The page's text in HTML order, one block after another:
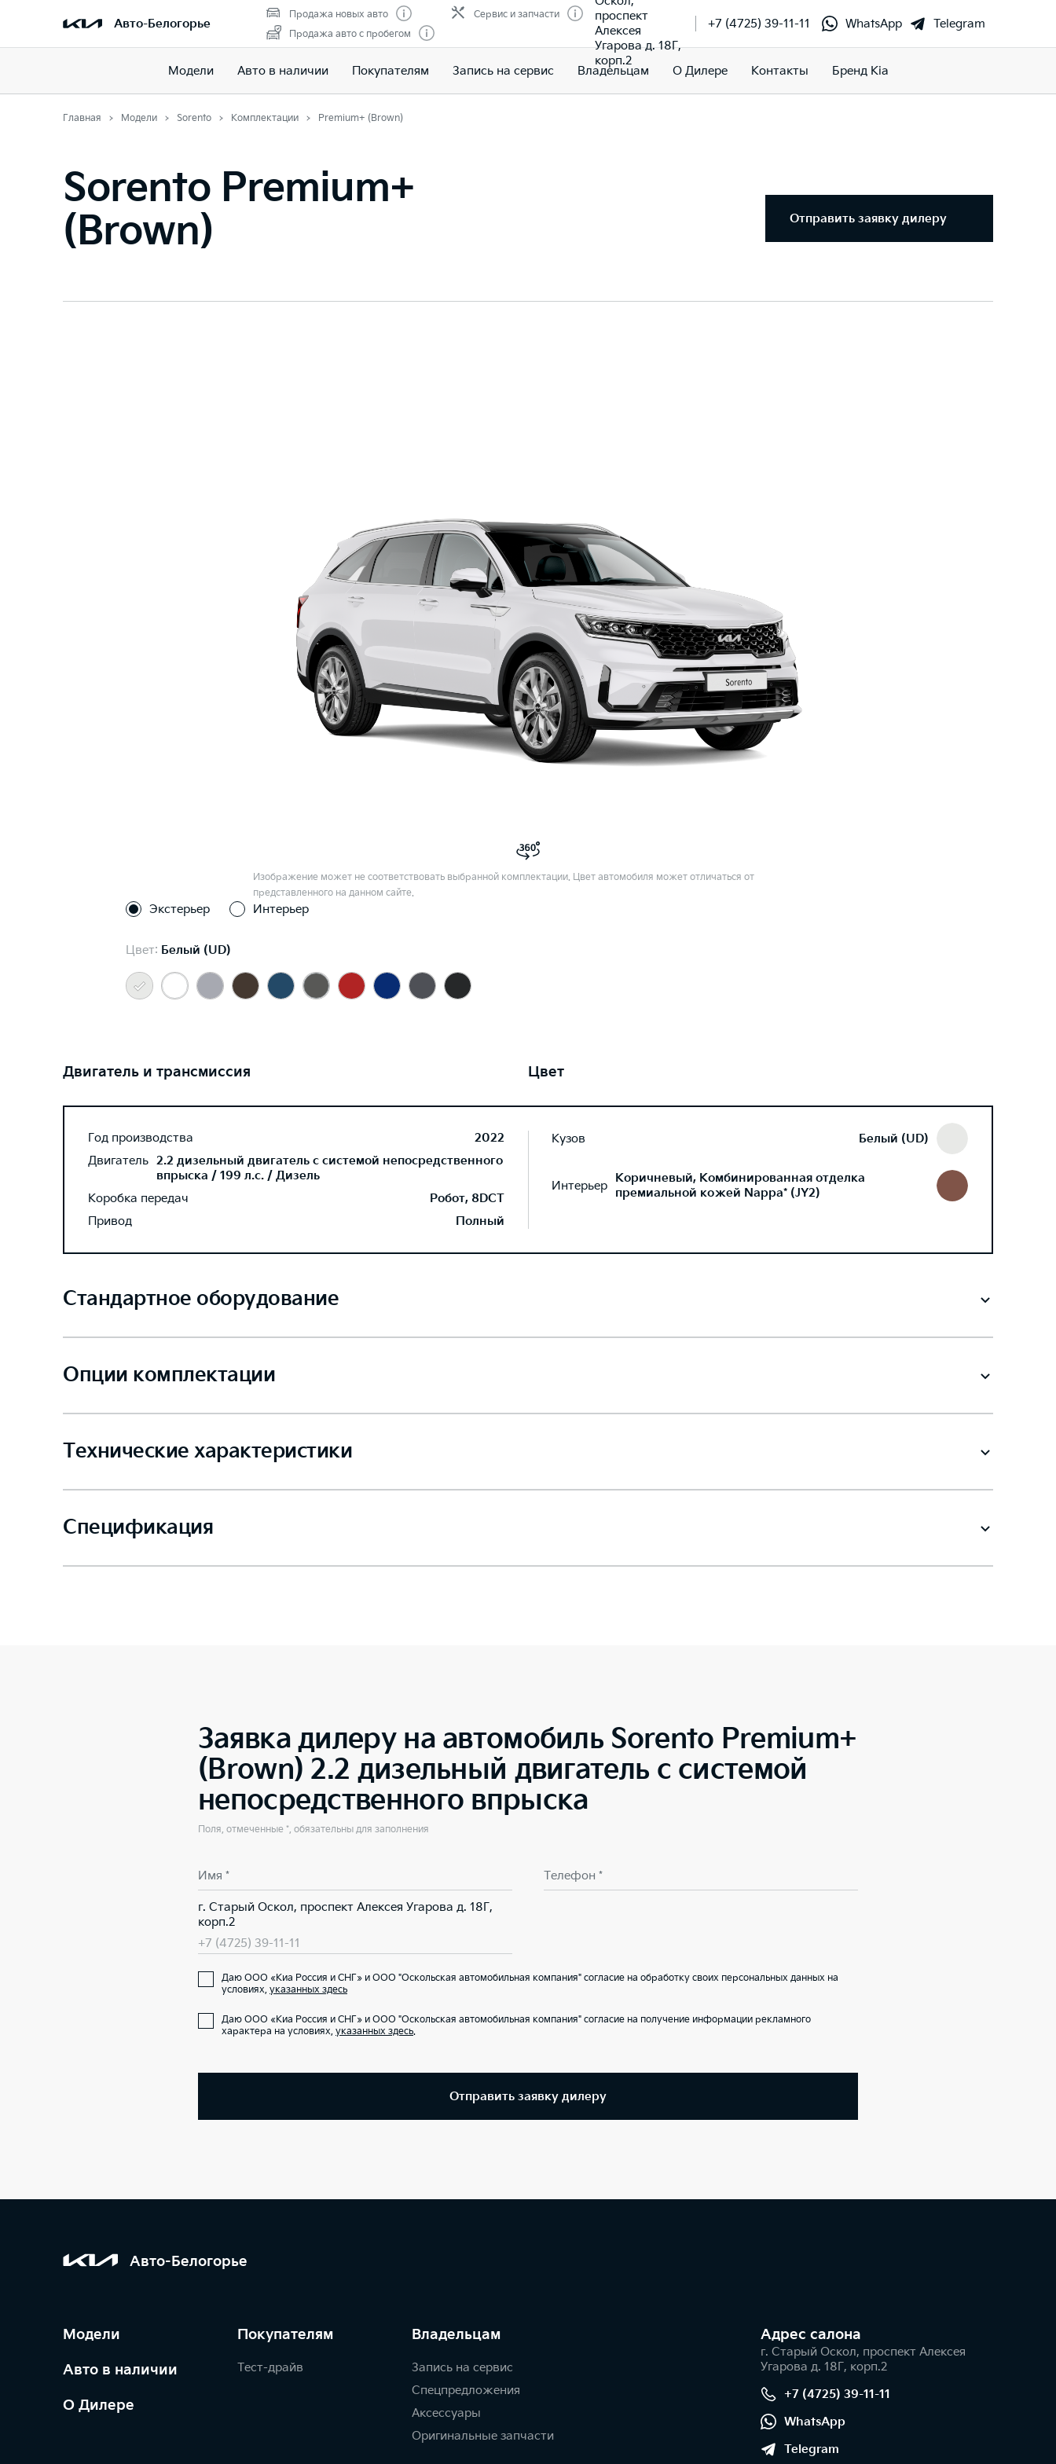
Авто-Белогорье
Продажа новых авто
Продажа авто с пробегом
Сервис и запчасти
проспект
Алексея
Угарова д. 18Г,
корп.2
+7 (4725) 39-11-11 WhatsApp Telegram
Модели Авто в наличии Покупателям Запись на сервис Владельцам О Дилере Контакты Бренд Kia
Главная Модели Sorento Комплектации Premium+ (Brown)
Sorento Premium+
(Brown)
Отправить заявку дилеру
Изображение может не соответствовать выбранной комплектации. Цвет автомобиля может отличаться от
представленного на данном сайте.
Экстерьер Интерьер
Цвет: Белый (UD)
Двигатель и трансмиссия
Год производства
2022
Двигатель 2.2 дизельный двигатель с системой непосредственного
впрыска / 199 л.с. / Дизель
Коробка передач
Робот, 8DCT
Привод
Полный
Цвет
Кузов Белый (UD)
Интерьер Коричневый, Комбинированная отделка
премиальной кожей Nappa* (JY2)
Стандартное оборудование
Опции комплектации
Технические характеристики
Спецификация
Заявка дилеру на автомобиль Sorento Premium+
(Brown) 2.2 дизельный двигатель с системой
непосредственного впрыска
Поля, отмеченные *, обязательны для заполнения
Имя * Телефон *
г. Старый Оскол, проспект Алексея Угарова д. 18Г,
корп.2
+7 (4725) 39-11-11
Даю ООО «Киа Россия и СНГ» и ООО "Оскольская автомобильная компания" согласие на обработку своих персональных данных на
условиях, указанных здесь
Даю ООО «Киа Россия и СНГ» и ООО "Оскольская автомобильная компания" согласие на получение информации рекламного
характера на условиях, указанных здесь.
Отправить заявку дилеру
Авто-Белогорье
Модели
Авто в наличии
О Дилере
Покупателям
Тест-драйв
Владельцам
Запись на сервис
Спецпредложения
Аксессуары
Оригинальные запчасти
Адрес салонa
г. Старый Оскол, проспект Алексея
Угарова д. 18Г, корп.2
+7 (4725) 39-11-11
WhatsApp
Telegram